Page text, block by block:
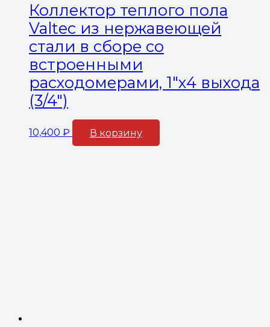
Коллектор теплого пола
Valtec из нержавеющей
стали в сборе со
встроенными
расходомерами, 1″х4 выхода
(3/4″)
10,400 ₽ В корзину